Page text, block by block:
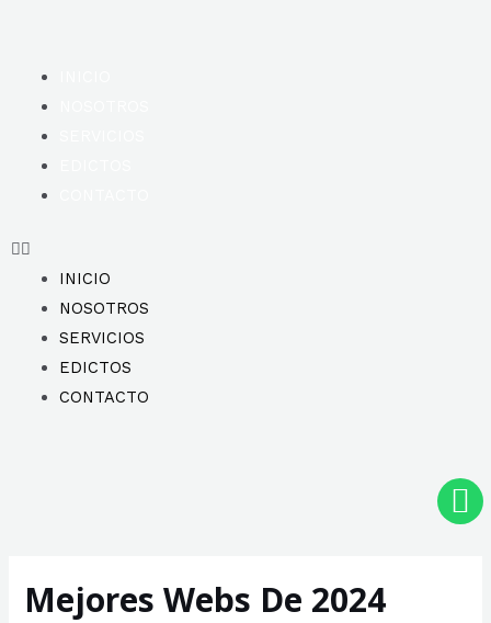
INICIO
NOSOTROS
SERVICIOS
EDICTOS
CONTACTO
Mejores Webs De 2024